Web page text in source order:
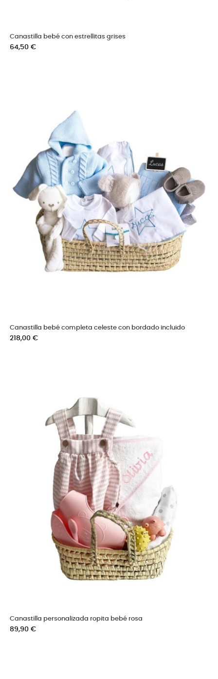
Canastilla bebé con estrellitas grises
Precio
64,50 €
Canastilla bebé completa celeste con bordado incluido
Precio
218,00 €
Canastilla personalizada ropita bebé rosa
Precio
89,90 €